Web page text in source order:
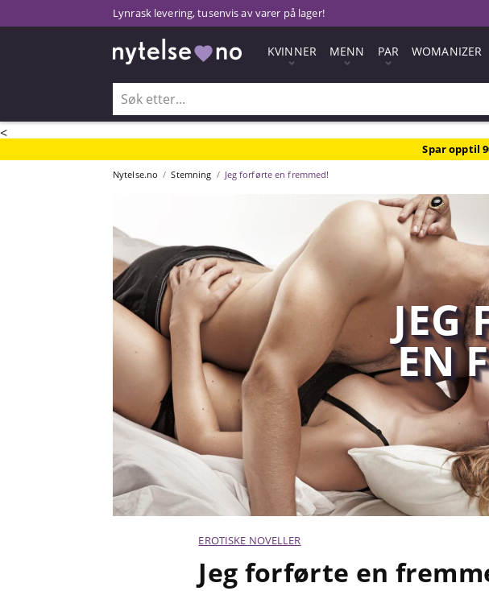
<
Lynrask levering, tusenvis av varer på lager!
KVINNER MENN PAR WOMANIZER
Spar opptil
Nytelse.no Stemning Jeg forførte en fremmed!
JEG
EN
EROTISKE NOVELLER
Jeg forførte en